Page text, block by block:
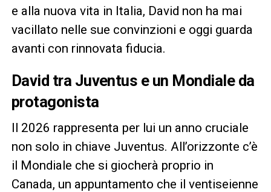
e alla nuova vita in Italia, David non ha mai
vacillato nelle sue convinzioni e oggi guarda
avanti con rinnovata fiducia.
David tra Juventus e un Mondiale da
protagonista
Il 2026 rappresenta per lui un anno cruciale
non solo in chiave Juventus. All’orizzonte c’è
il Mondiale che si giocherà proprio in
Canada, un appuntamento che il ventiseienne